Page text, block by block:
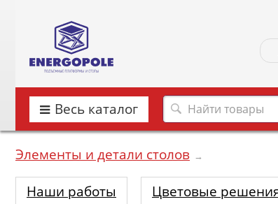
Весь каталог
Элементы и детали столов →
Наши работы Цветовые